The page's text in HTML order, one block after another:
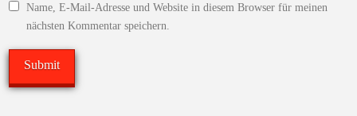
Name, E-Mail-Adresse und Website in diesem Browser für meinen
nächsten Kommentar speichern.